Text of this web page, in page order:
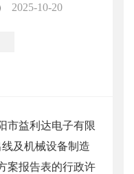
2025-10-20
市益利达电子有限
及机械设备制造
案报告表的行政许